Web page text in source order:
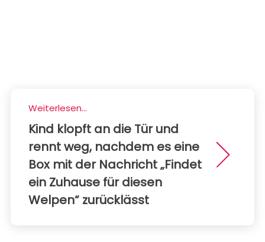
Weiterlesen...
Kind klopft an die Tür und
rennt weg, nachdem es eine
Box mit der Nachricht „Findet
ein Zuhause für diesen
Welpen“ zurücklässt